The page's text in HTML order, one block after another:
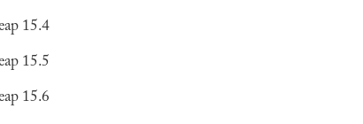
15.4
15.5
15.6